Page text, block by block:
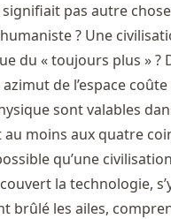
signifiait pas autre
? Une
du « toujours plus » ?
de l’espace coûte
sont valables
moins aux quatre
qu’une
la technologie,
brûlé les ailes,